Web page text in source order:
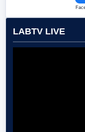
LABTV LIVE